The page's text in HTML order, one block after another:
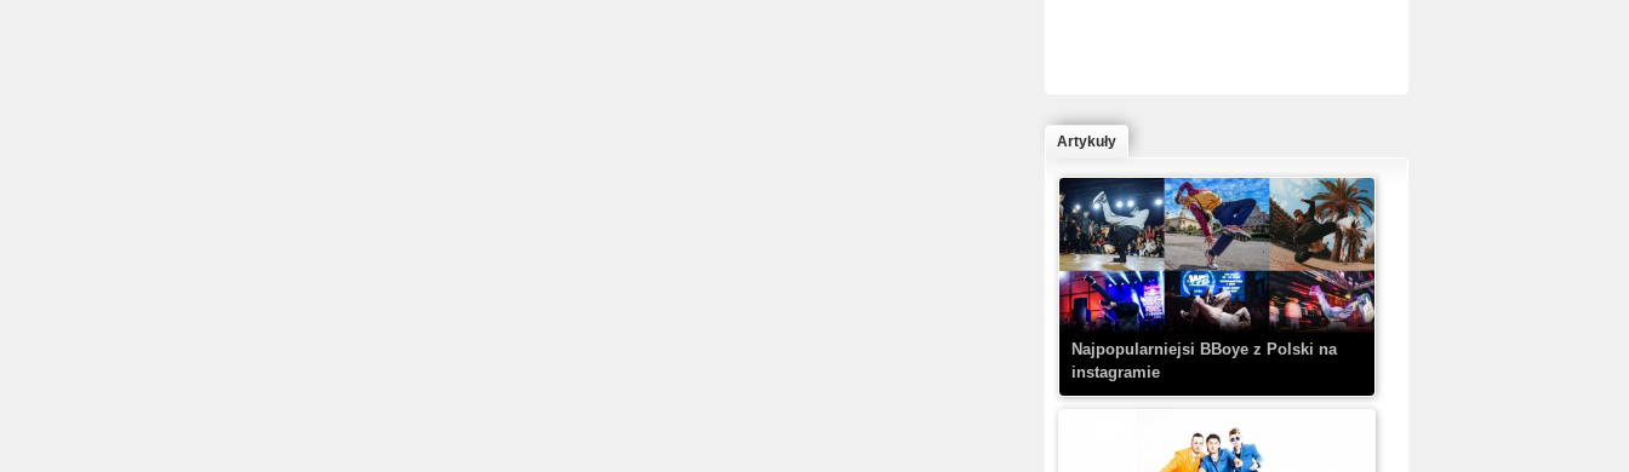
Kaczorex w najnowszym klipie: HRYPA
– Kobieta z walizką
Artykuły
Najpopularniejsi BBoye z Polski na
instagramie